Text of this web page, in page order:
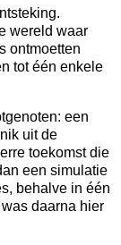
wereld waar
ontmoetten
tot één enkele
een
uit de
toekomst die
een simulatie
behalve in één
daarna hier